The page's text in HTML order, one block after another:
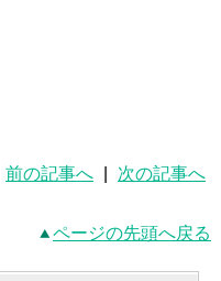
前の記事へ 次の記事へ
ページの先頭へ戻る